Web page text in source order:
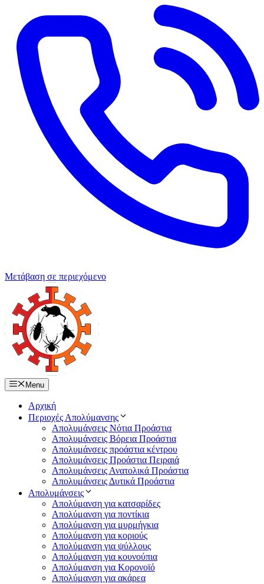
Μετάβαση σε περιεχόμενο
Menu
Αρχική
Περιοχές Απολύμανσης
Απολυμάνσεις Νότια Προάστια
Απολυμάνσεις Βόρεια Προάστια
Απολυμάνσεις προάστια κέντρου
Απολυμάνσεις Προάστια Πειραιά
Απολυμάνσεις Ανατολικά Προάστια
Απολυμάνσεις Δυτικά Προάστια
Απολυμάνσεις
Απολύμανση για κατσαρίδες
Απολύμανση για ποντίκια
Απολύμανση για μυρμήγκια
Απολύμανση για κοριούς
Απολύμανση για ψύλλους
Απολύμανση για κουνούπια
Απολύμανση για Κορονοϊό
Απολύμανση για ακάρεα